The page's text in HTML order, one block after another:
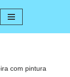
com pintura